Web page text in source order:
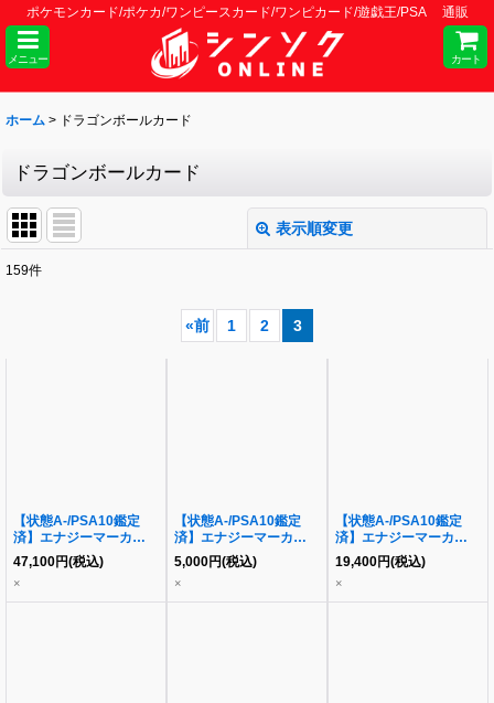
ポケモンカード/ポケカ/ワンピースカード/ワンピカード/遊戯王/PSA 通販
メニュー カート
ホーム > ドラゴンボールカード
ドラゴンボールカード
表示順変更
159件
«前 1 2 3
【状態A-/PSA10鑑定
済】エナジーマーカー
(パラレル版/孫悟飯:少年
期)《-》{E01-10}
47,100円(税込)
×
【状態A-/PSA10鑑定
済】エナジーマーカー
(パラレル版/クウラ)
《-》{E01-12}
5,000円(税込)
×
【状態A-/PSA10鑑定
済】エナジーマーカー
(パラレル版/フリーザ)
《-》{E01-04}
19,400円(税込)
×